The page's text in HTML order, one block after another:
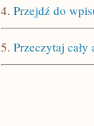
4. Przejdź do
5. Przeczytaj cały